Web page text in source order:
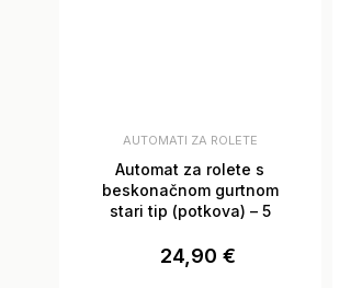
AUTOMATI ZA ROLETE
Automat za rolete s
beskonačnom gurtnom
stari tip (potkova) – 5
24,90€